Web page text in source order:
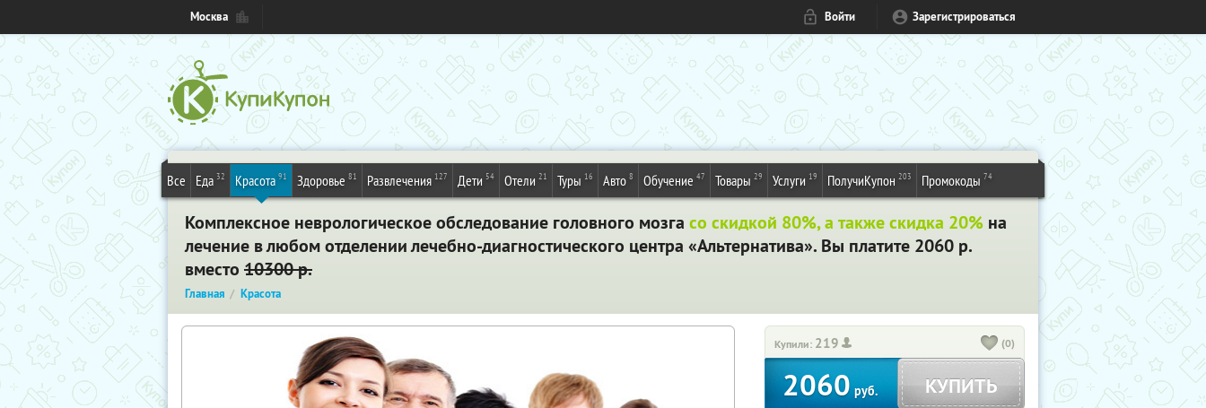
Москва Войти Зарегистрироваться
Все Еда 32 Красота 91 Здоровье 81 Развлечения 127 Дети 54 Отели 21 Туры 16 Авто 8 Обучение 47 Товары 29 Услуги 19 ПолучиКупон 203 Промокоды 74
Комплексное неврологическое обследование головного мозга со скидкой 80%, а также скидка 20% на
лечение в любом отделении лечебно-диагностического центра «Альтернатива». Вы платите 2060 р.
вместо 10300 р.
Главная Красота
Купили: 219 (0)
2060руб. КУПИТЬ